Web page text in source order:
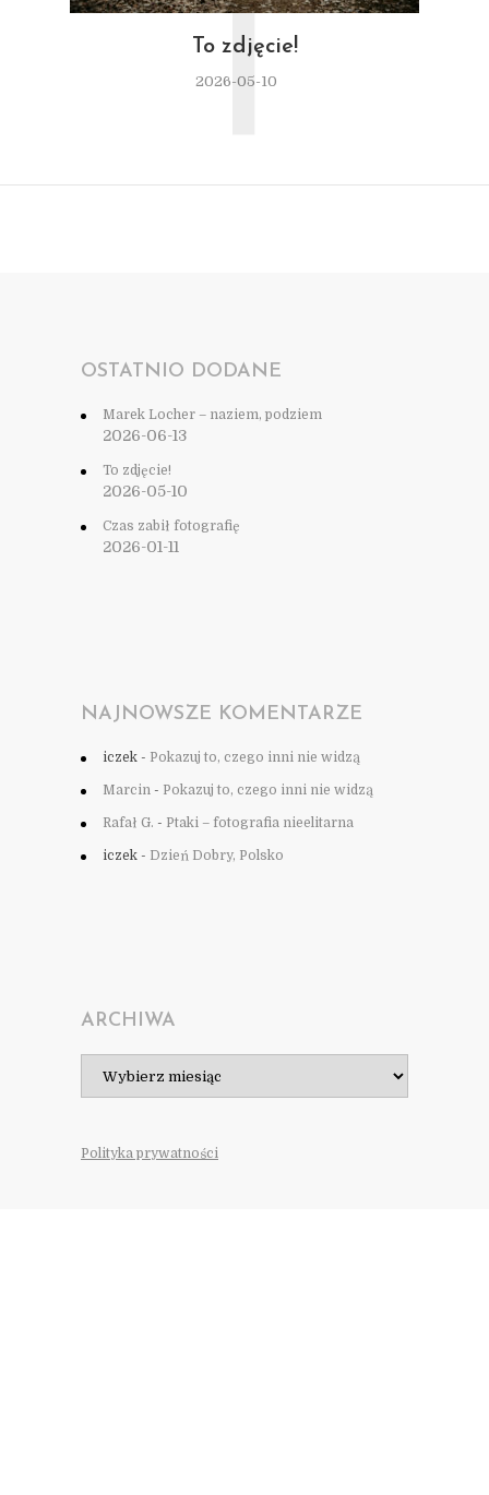
To zdjęcie!
2026-05-10
T
OSTATNIO DODANE
Marek Locher – naziem, podziem
2026-06-13
To zdjęcie!
2026-05-10
Czas zabił fotografię
2026-01-11
NAJNOWSZE KOMENTARZE
iczek - Pokazuj to, czego inni nie widzą
Marcin - Pokazuj to, czego inni nie widzą
Rafał G. - Ptaki – fotografia nieelitarna
iczek - Dzień Dobry, Polsko
ARCHIWA
Polityka prywatności